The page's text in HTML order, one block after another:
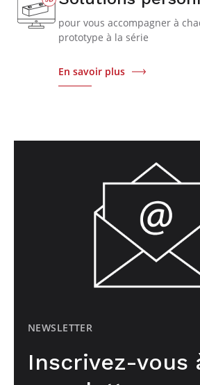
pour vous accompagner à
prototype à la série
En savoir plus
NEWSLETTER
Inscrivez-vous